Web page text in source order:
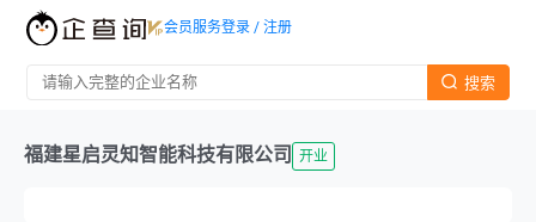
搜索
会员服务登录 / 注册
福建星启灵知智能科技有限公司 开业